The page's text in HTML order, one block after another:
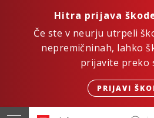
Hitra prijava
Če ste v neurju utrpeli
nepremičninah, lahko
prijavite preko
PRIJAVI